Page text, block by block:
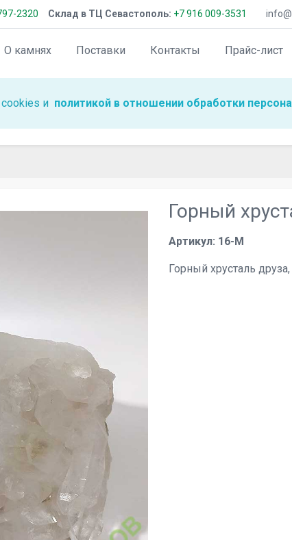
2320 Склад в ТЦ Севастополь: +7 916 009-3531
О камнях Поставки Контакты Прайс-лист
и политикой в отношении обработки
Горный
Артикул: 16-M
Горный хрусталь